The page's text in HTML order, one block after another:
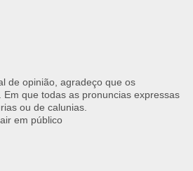
de opinião, agradeço que os
que todas as pronuncias expressas
ou de calunias.
em público